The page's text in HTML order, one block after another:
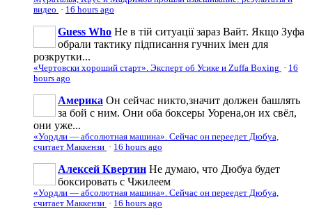
видео · 16 hours ago
Guess Who Не в тій ситуації зараз Вайт. Якщо Зуфа
обрали тактику підписання гучних імен для
розкрутки...
«Чертовски хороший старт». Эксперт об Усике и Zuffa Boxing · 16
hours ago
Америка Он сейчас никто,значит должен башлять
за бой с ним. Они оба боксеры Уорена,он их свёл,
они уже...
«Уордли — абсолютная машина». Сейчас он переедет Дюбуа,
считает Маккензи · 16 hours ago
Алексей Квертин Не думаю, что Дюбуа будет
боксировать с Чжилеем
«Уордли — абсолютная машина». Сейчас он переедет Дюбуа,
считает Маккензи · 16 hours ago